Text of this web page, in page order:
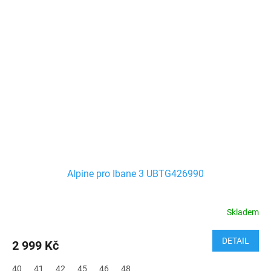
Alpine pro Ibane 3 UBTG426990
Skladem
2 999 Kč DETAIL
40 41 42 45 46 48